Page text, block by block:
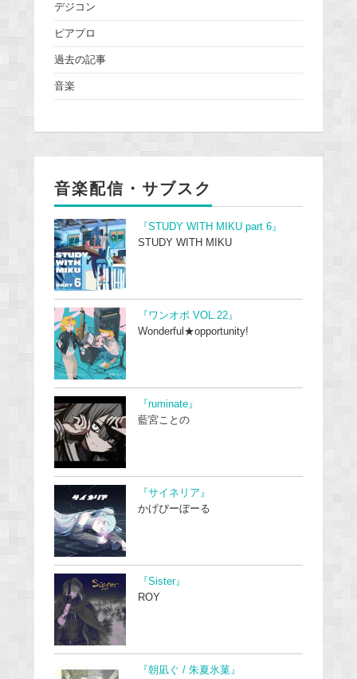
デジコン
ピアプロ
過去の記事
音楽
音楽配信・サブスク
『STUDY WITH MIKU part 6』
STUDY WITH MIKU
『ワンオポ VOL.22』
Wonderful★opportunity!
『ruminate』
藍宮ことの
『サイネリア』
かげぴーぼーる
『Sister』
ROY
『朝凪ぐ / 朱夏氷菓』